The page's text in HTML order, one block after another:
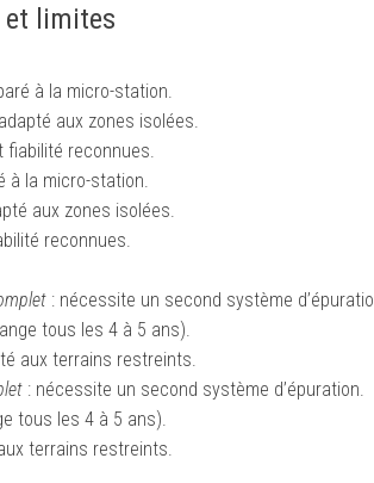
et limites
à la micro-station.
aux zones isolées.
fiabilité reconnues.
à la micro-station.
aux zones isolées.
reconnues.
: nécessite un second système
tous les 4 à 5 ans).
aux terrains restreints.
: nécessite un second système d’épuration.
tous les 4 à 5 ans).
terrains restreints.